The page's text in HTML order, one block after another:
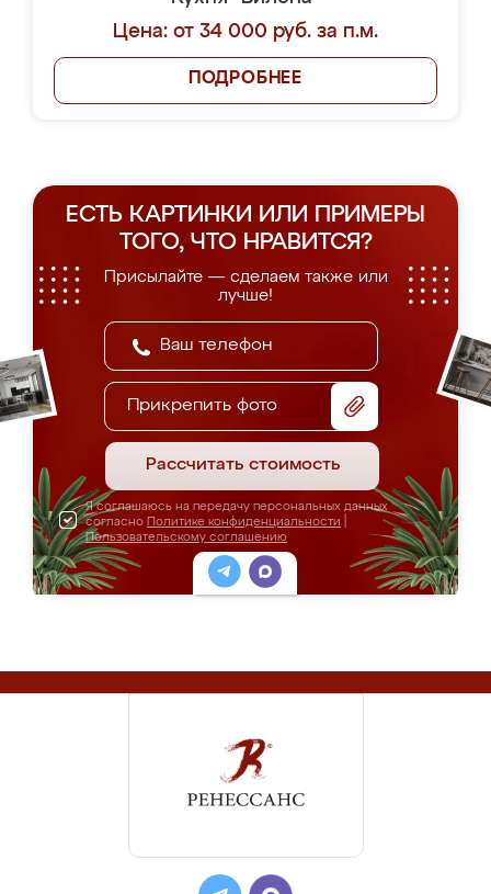
Цена: от 34 000 руб. за п.м.
ПОДРОБНЕЕ
ЕСТЬ КАРТИНКИ ИЛИ ПРИМЕРЫ
ТОГО, ЧТО НРАВИТСЯ?
Присылайте — сделаем также или
лучше!
Прикрепить фото
Рассчитать стоимость
Я соглашаюсь на передачу персональных данных
согласно Политике конфиденциальности
Пользовательскому соглашению